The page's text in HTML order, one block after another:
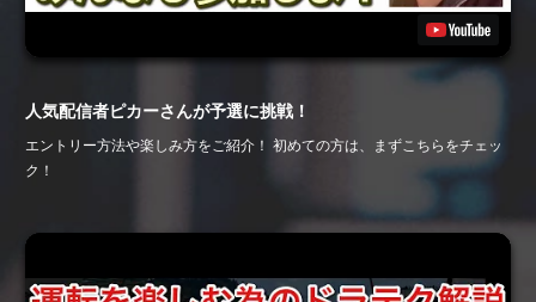
人気配信者ピカーさんが予選に挑戦！
エントリー方法や楽しみ方をご紹介！ 初めての方は、まずこちらをチェッ
ク！